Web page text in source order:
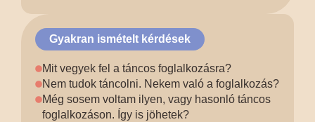
Gyakran ismételt kérdések
Mit vegyek fel a táncos foglalkozásra?
Nem tudok táncolni. Nekem való a foglalkozás?
Még sosem voltam ilyen, vagy hasonló táncos
foglalkozáson. Így is jöhetek?